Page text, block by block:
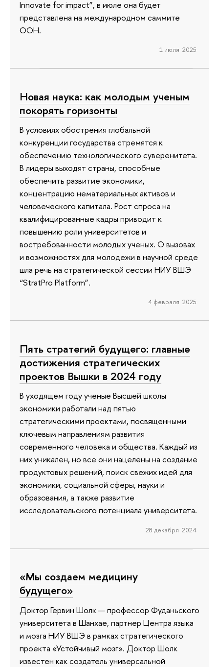
Innovate for impact”, в июле она будет
представлена на международном cаммите
ООН.
1 июля 2025
Новая наука: как молодым ученым
покорять горизонты
В условиях обострения глобальной
конкуренции государства стремятся к
обеспечению технологического суверенитета.
В лидеры выходят страны, способные
обеспечить развитие экономики,
концентрацию нематериальных активов и
человеческого капитала. Рост спроса на
квалифицированные кадры приводит к
повышению роли университетов и
востребованности молодых ученых. О вызовах
и возможностях для молодежи в научной среде
шла речь на стратегической сессии НИУ ВШЭ
“StratPro Platform”.
4 февраля 2025
Пять стратегий будущего: главные
достижения стратегических
проектов Вышки в 2024 году
В уходящем году ученые Высшей школы
экономики работали над пятью
стратегическими проектами, посвященными
ключевым направлениям развития
современного человека и общества. Каждый из
них уникален, но все они нацелены на создание
продуктовых решений, поиск свежих идей для
экономики, социальной сферы, науки и
образования, а также развитие
исследовательского потенциала университета.
28 декабря 2024
«Мы создаем медицину
будущего»
Доктор Гервин Шолк — профессор Фуданьского
университета в Шанхае, партнер Центра языка
и мозга НИУ ВШЭ в рамках стратегического
проекта «Устойчивый мозг». Доктор Шолк
известен как создатель универсальной